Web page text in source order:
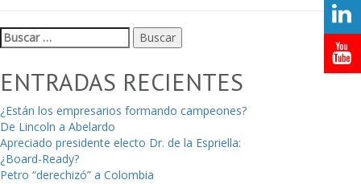
Buscar:
ENTRADAS RECIENTES
¿Están los empresarios formando campeones?
De Lincoln a Abelardo
Apreciado presidente electo Dr. de la Espriella:
¿Board-Ready?
Petro “derechizó” a Colombia